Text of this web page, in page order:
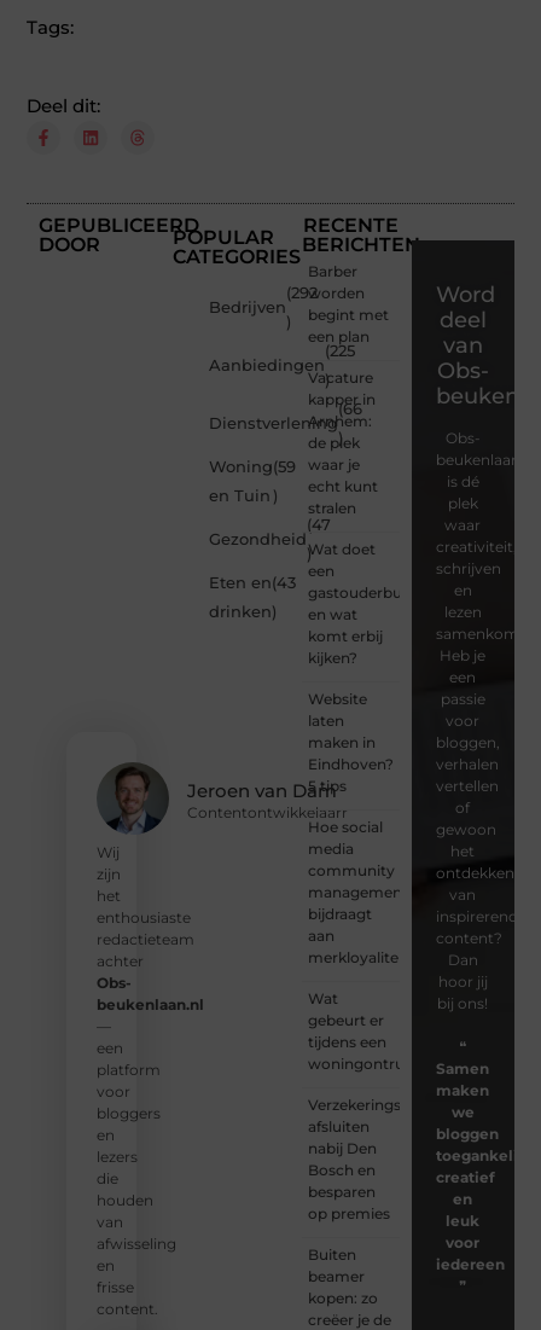
Tags:
Deel dit:
GEPUBLICEERD
DOOR
Jeroen van Dam
Contentontwikkelaarr
Wij
zijn
het
enthousiaste
redactieteam
achter
Obs-
beukenlaan.nl
—
een
platform
voor
bloggers
en
lezers
die
houden
van
afwisseling
en
frisse
content.
POPULAR
CATEGORIES
Bedrijven
(292
)
Aanbiedingen
(225
)
Dienstverlening
(66
)
Woning
en Tuin
(59
)
Gezondheid
(47
)
Eten en
drinken
(43
)
RECENTE
BERICHTEN
Barber
worden
begint met
een plan
Vacature
kapper in
Arnhem:
de plek
waar je
echt kunt
stralen
Wat doet
een
gastouderbureau
en wat
komt erbij
kijken?
Website
laten
maken in
Eindhoven?
5 tips
Hoe social
media
community
management
bijdraagt
aan
merkloyaliteit
Wat
gebeurt er
tijdens een
woningontruiming?
Verzekeringspakket
afsluiten
nabij Den
Bosch en
besparen
op premies
Buiten
beamer
kopen: zo
creëer je de
Word
deel
van
Obs-
Obs-
beukenlaan.nl
is dé
plek
waar
creativiteit,
schrijven
en
lezen
samenkomen.
Heb je
een
passie
voor
bloggen,
verhalen
vertellen
of
gewoon
het
ontdekken
van
inspirerende
content?
Dan
hoor jij
bij ons!
❝
Samen
maken
we
bloggen
toegankelijk,
creatief
en
leuk
voor
iedereen
❞